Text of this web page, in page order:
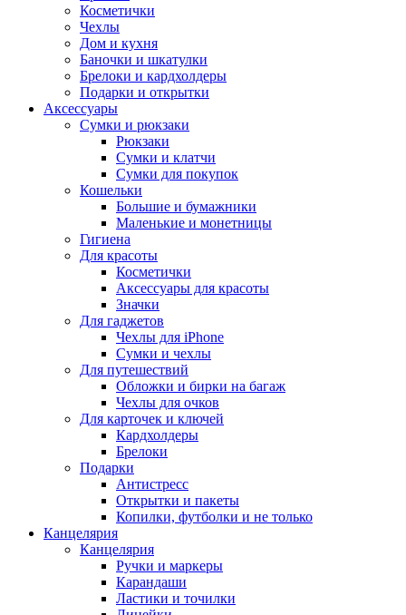
Косметички
Чехлы
Дом и кухня
Баночки и шкатулки
Брелоки и кардхолдеры
Подарки и открытки
Аксессуары
Сумки и рюкзаки
Рюкзаки
Сумки и клатчи
Сумки для покупок
Кошельки
Большие и бумажники
Маленькие и монетницы
Гигиена
Для красоты
Косметички
Аксессуары для красоты
Значки
Для гаджетов
Чехлы для iPhone
Сумки и чехлы
Для путешествий
Обложки и бирки на багаж
Чехлы для очков
Для карточек и ключей
Кардхолдеры
Брелоки
Подарки
Антистресс
Открытки и пакеты
Копилки, футболки и не только
Канцелярия
Канцелярия
Ручки и маркеры
Карандаши
Ластики и точилки